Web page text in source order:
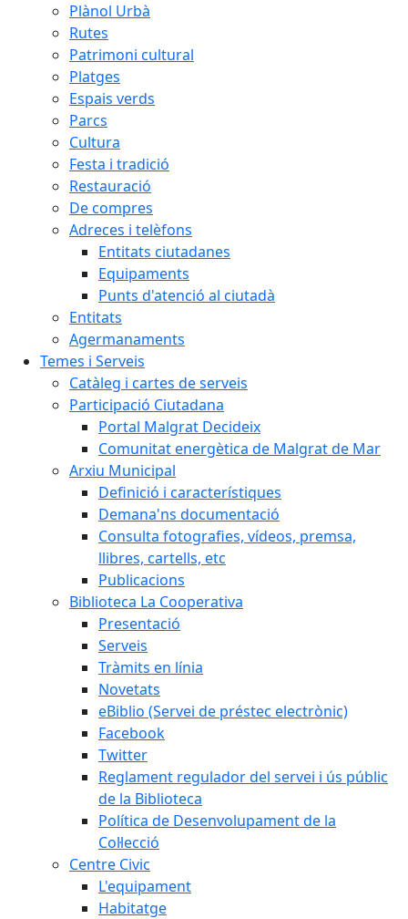
Plànol Urbà
Rutes
Patrimoni cultural
Platges
Espais verds
Parcs
Cultura
Festa i tradició
Restauració
De compres
Adreces i telèfons
Entitats ciutadanes
Equipaments
Punts d'atenció al ciutadà
Entitats
Agermanaments
Temes i Serveis
Catàleg i cartes de serveis
Participació Ciutadana
Portal Malgrat Decideix
Comunitat energètica de Malgrat de Mar
Arxiu Municipal
Definició i característiques
Demana'ns documentació
Consulta fotografies, vídeos, premsa,
llibres, cartells, etc
Publicacions
Biblioteca La Cooperativa
Presentació
Serveis
Tràmits en línia
Novetats
eBiblio (Servei de préstec electrònic)
Facebook
Twitter
Reglament regulador del servei i ús públic
de la Biblioteca
Política de Desenvolupament de la
Col·lecció
Centre Civic
L'equipament
Habitatge